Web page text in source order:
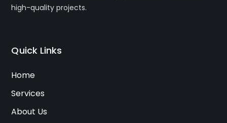
high-quality projects.
Quick Links
Home
Services
About Us